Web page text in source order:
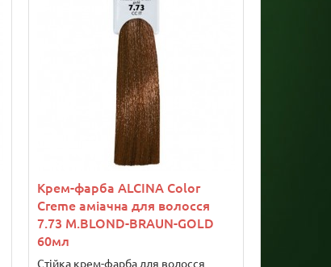
Крем-фарба ALCINA Color
Creme аміачна для волосся
7.73 M.BLOND-BRAUN-GOLD
60мл
Стійка крем-фарба для волосся